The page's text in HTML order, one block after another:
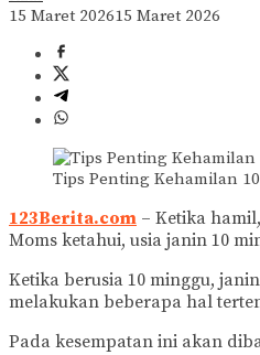
15 Maret 202615 Maret 2026
Tips Penting Kehamilan
123Berita.com – Ketika
Moms ketahui, usia janin 10
Ketika berusia 10 minggu,
melakukan beberapa hal
Pada kesempatan ini akan